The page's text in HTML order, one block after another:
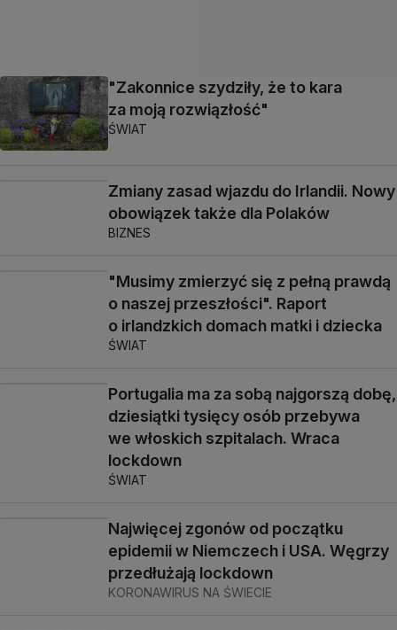
"Zakonnice szydziły, że to kara
za moją rozwiązłość"
ŚWIAT
Zmiany zasad wjazdu do Irlandii. Nowy
obowiązek także dla Polaków
BIZNES
"Musimy zmierzyć się z pełną prawdą
o naszej przeszłości". Raport
o irlandzkich domach matki i dziecka
ŚWIAT
Portugalia ma za sobą najgorszą dobę,
dziesiątki tysięcy osób przebywa
we włoskich szpitalach. Wraca
lockdown
ŚWIAT
Najwięcej zgonów od początku
epidemii w Niemczech i USA. Węgrzy
przedłużają lockdown
KORONAWIRUS NA ŚWIECIE